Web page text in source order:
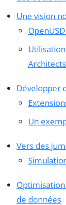
Une vision
Architects
Développer
Un
Vers des
de données